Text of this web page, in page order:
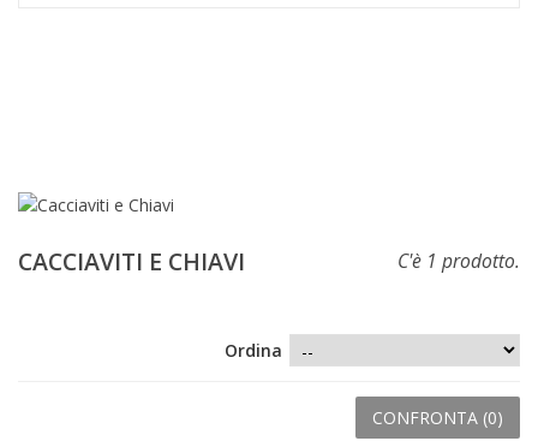
CACCIAVITI E CHIAVI C'è 1 prodotto.
Ordina
CONFRONTA (0)